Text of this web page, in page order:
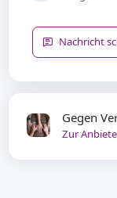
Gegen
Zur
Nachricht